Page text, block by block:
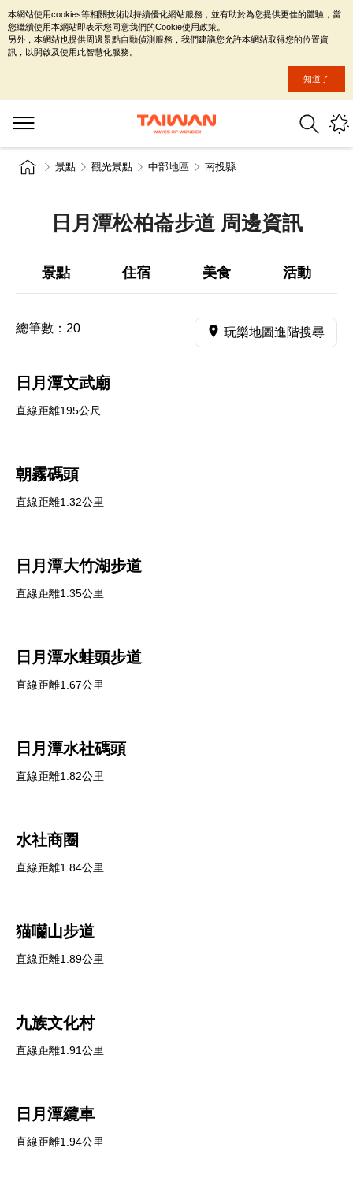
景點 觀光景點 中部地區 南投縣
日月潭松柏崙步道 周邊資訊
景點 住宿 美食 活動
總筆數： 20 玩樂地圖進階搜尋
日月潭文武廟
直線距離195公尺
朝霧碼頭
直線距離1.32公里
日月潭大竹湖步道
直線距離1.35公里
日月潭水蛙頭步道
直線距離1.67公里
日月潭水社碼頭
直線距離1.82公里
水社商圈
直線距離1.84公里
猫囒山步道
直線距離1.89公里
九族文化村
直線距離1.91公里
日月潭纜車
直線距離1.94公里
本網站使用cookies等相關技術以持續優化網站服務，並有助於為您提供更佳的體驗，當
您繼續使用本網站即表示您同意我們的Cookie使用政策。
另外，本網站也提供周邊景點自動偵測服務，我們建議您允許本網站取得您的位置資
訊，以開啟及使用此智慧化服務。
知道了